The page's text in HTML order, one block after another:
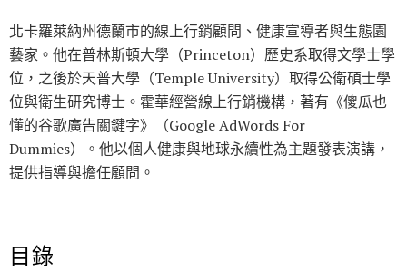
北卡羅萊納州德蘭市的線上行銷顧問、健康宣導者與生態園
藝家。他在普林斯頓大學（Princeton）歷史系取得文學士學
位，之後於天普大學（Temple University）取得公衛碩士學
位與衛生研究博士。霍華經營線上行銷機構，著有《傻瓜也
懂的谷歌廣告關鍵字》（Google AdWords For
Dummies）。他以個人健康與地球永續性為主題發表演講，
提供指導與擔任顧問。
目錄